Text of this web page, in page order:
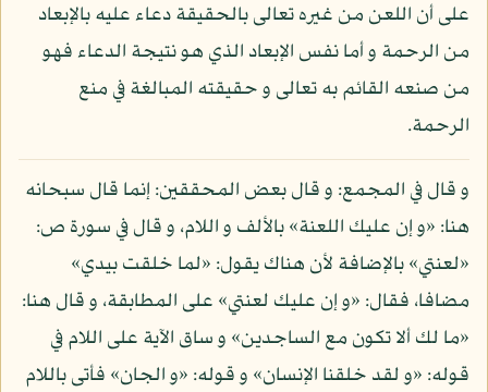
على أن اللعن من غيره تعالى بالحقيقة دعاء عليه بالإبعاد
من الرحمة و أما نفس الإبعاد الذي هو نتيجة الدعاء فهو
من صنعه القائم به تعالى و حقيقته المبالغة في منع
الرحمة.
و قال في المجمع: و قال بعض المحققين: إنما قال سبحانه
هنا: «و إن عليك اللعنة» بالألف و اللام، و قال في سورة ص:
«لعنتي» بالإضافة لأن هناك يقول: «لما خلقت بيدي»
مضافا، فقال: «و إن عليك لعنتي» على المطابقة، و قال هنا:
«ما لك ألا تكون مع الساجدين» و ساق الآية على اللام في
قوله: «و لقد خلقنا الإنسان» و قوله: «و الجان» فأتى باللام